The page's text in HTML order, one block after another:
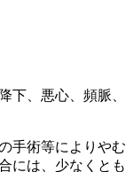
、悪心、頻脈、
手術等によりやむ
には、少なくとも